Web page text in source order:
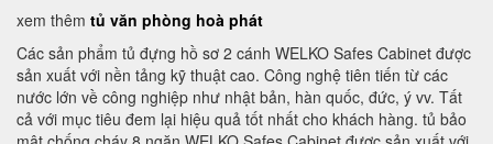
xem thêm tủ văn phòng hoà phát
Các sản phẩm tủ đựng hồ sơ 2 cánh WELKO Safes Cabinet được
sản xuất với nền tảng kỹ thuật cao. Công nghệ tiên tiến từ các
nước lớn về công nghiệp như nhật bản, hàn quốc, đức, ý vv. Tất
cả với mục tiêu đem lại hiệu quả tốt nhất cho khách hàng. tủ bảo